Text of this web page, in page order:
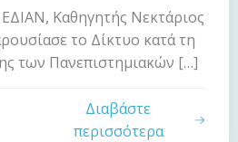
Καθηγητής Νεκτάριος
το Δίκτυο κατά τη
των Πανεπιστημιακών […]
Διαβάστε
περισσότερα